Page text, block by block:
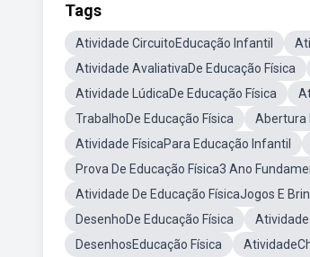
Tags
Atividade CircuitoEducação Infantil
Atividade AvaliativaDe Educação Física
Atividade LúdicaDe Educação Física
TrabalhoDe Educação Física
Abertura
Atividade FísicaPara Educação Infantil
Prova De Educação Física3 Ano
Atividade De Educação FísicaJogos E
DesenhoDe Educação Física
Atividade
DesenhosEducação Física